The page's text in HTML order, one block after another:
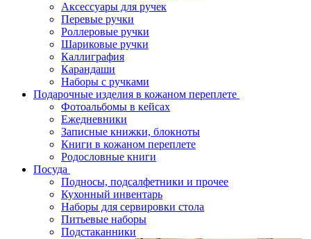
Аксессуары для ручек
Перевые ручки
Роллеровые ручки
Шариковые ручки
Каллиграфия
Карандаши
Наборы с ручками
Подарочные изделия в кожаном переплете
Фотоальбомы в кейсах
Ежедневники
Записные книжки, блокноты
Книги в кожаном переплете
Родословные книги
Посуда
Подносы, подсалфетники и прочее
Кухонный инвентарь
Наборы для сервировки стола
Питьевые наборы
Подстаканники